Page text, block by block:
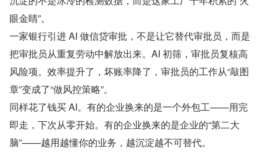
眼金睛”。
一家银行引进 AI 做信贷审批，不是让它替代审批员，而是
把审批员从重复劳动中解放出来。AI 初筛，审批员复核高
风险项。效率提升了，坏账率降了，审批员的工作从“敲图
章”变成了“做风控策略”。
同样花了钱买 AI。有的企业换来的是一个外包工——用完
即走，下次从零开始。有的企业换来的是企业的“第二大
脑”——越用越懂你的业务，越沉淀越不可替代。